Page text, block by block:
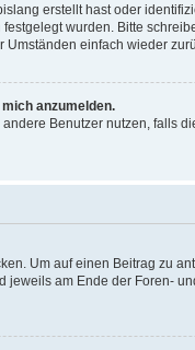
erstellt hast oder
wurden. Bitte
einfach wieder
anzumelden.
Benutzer nutzen, falls
Um auf einen Beitrag zu
am Ende der Foren-